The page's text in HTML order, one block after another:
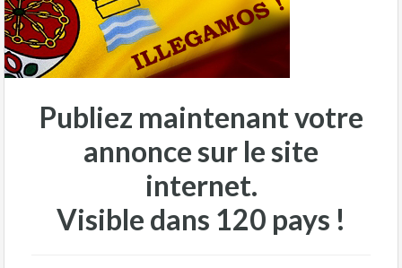
Publiez maintenant votre
annonce sur le site
internet.
Visible dans 120 pays !